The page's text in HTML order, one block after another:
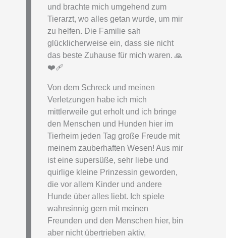
und brachte mich umgehend zum
Tierarzt, wo alles getan wurde, um mir
zu helfen. Die Familie sah
glücklicherweise ein, dass sie nicht
das beste Zuhause für mich waren. 🙏
❤️‍🩹
Von dem Schreck und meinen
Verletzungen habe ich mich
mittlerweile gut erholt und ich bringe
den Menschen und Hunden hier im
Tierheim jeden Tag große Freude mit
meinem zauberhaften Wesen! Aus mir
ist eine supersüße, sehr liebe und
quirlige kleine Prinzessin geworden,
die vor allem Kinder und andere
Hunde über alles liebt. Ich spiele
wahnsinnig gern mit meinen
Freunden und den Menschen hier, bin
aber nicht übertrieben aktiv,